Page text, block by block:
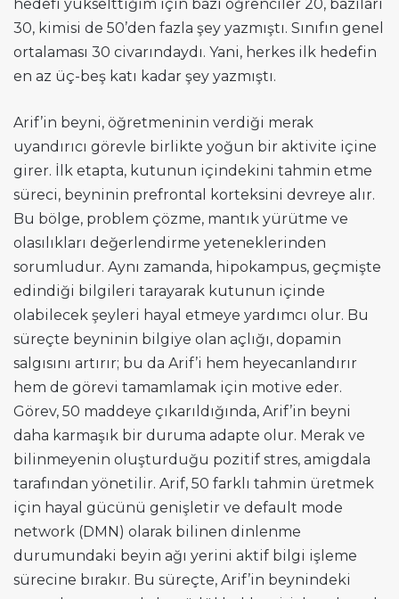
hedefi yükselttiğim için bazı öğrenciler 20, bazıları
30, kimisi de 50’den fazla şey yazmıştı. Sınıfın genel
ortalaması 30 civarındaydı. Yani, herkes ilk hedefin
en az üç-beş katı kadar şey yazmıştı.
Arif’in beyni, öğretmeninin verdiği merak
uyandırıcı görevle birlikte yoğun bir aktivite içine
girer. İlk etapta, kutunun içindekini tahmin etme
süreci, beyninin prefrontal korteksini devreye alır.
Bu bölge, problem çözme, mantık yürütme ve
olasılıkları değerlendirme yeteneklerinden
sorumludur. Aynı zamanda, hipokampus, geçmişte
edindiği bilgileri tarayarak kutunun içinde
olabilecek şeyleri hayal etmeye yardımcı olur. Bu
süreçte beyninin bilgiye olan açlığı, dopamin
salgısını artırır; bu da Arif’i hem heyecanlandırır
hem de görevi tamamlamak için motive eder.
Görev, 50 maddeye çıkarıldığında, Arif’in beyni
daha karmaşık bir duruma adapte olur. Merak ve
bilinmeyenin oluşturduğu pozitif stres, amigdala
tarafından yönetilir. Arif, 50 farklı tahmin üretmek
için hayal gücünü genişletir ve default mode
network (DMN) olarak bilinen dinlenme
durumundaki beyin ağı yerini aktif bilgi işleme
sürecine bırakır. Bu süreçte, Arif’in beynindeki